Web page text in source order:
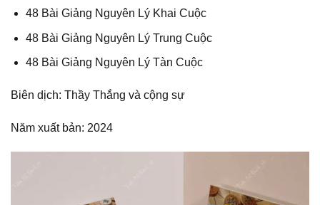
48 Bài Giảng Nguyên Lý Khai Cuộc
48 Bài Giảng Nguyên Lý Trung Cuộc
48 Bài Giảng Nguyên Lý Tàn Cuộc
Biên dịch: Thầy Thắng và cộng sự
Năm xuất bản: 2024